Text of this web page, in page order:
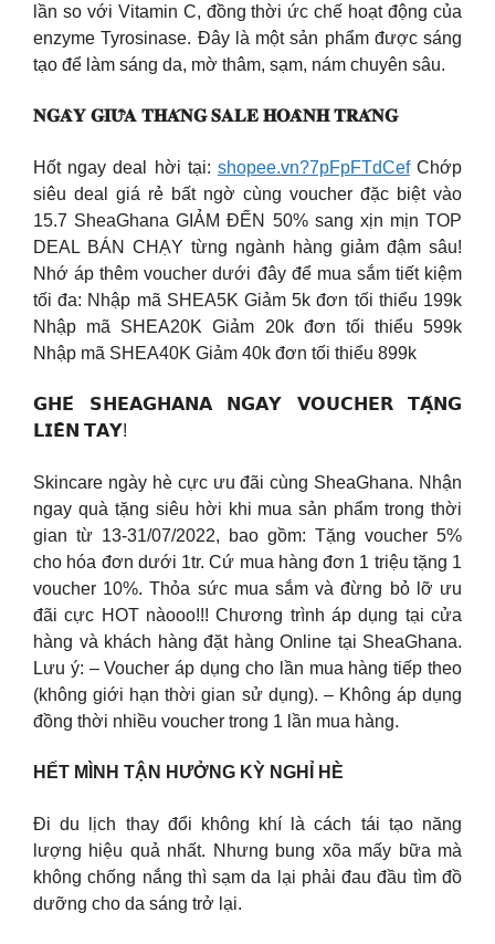
lần so với Vitamin C, đồng thời ức chế hoạt động của
enzyme Tyrosinase. Đây là một sản phẩm được sáng
tạo để làm sáng da, mờ thâm, sạm, nám chuyên sâu.
𝐍𝐆𝐀̀𝐘 𝐆𝐈𝐔̛̃𝐀 𝐓𝐇𝐀́𝐍𝐆 𝐒𝐀𝐋𝐄 𝐇𝐎𝐀̀𝐍𝐇 𝐓𝐑𝐀́𝐍𝐆
Hốt ngay deal hời tại: shopee.vn?7pFpFTdCefChớp
siêu deal giá rẻ bất ngờ cùng voucher đặc biệt vào
15.7 SheaGhana GIẢM ĐẾN 50% sang xịn mịn TOP
DEAL BÁN CHẠY từng ngành hàng giảm đậm sâu!
Nhớ áp thêm voucher dưới đây để mua sắm tiết kiệm
tối đa: Nhập mã SHEA5K Giảm 5k đơn tối thiểu 199k
Nhập mã SHEA20K Giảm 20k đơn tối thiểu 599k
Nhập mã SHEA40K Giảm 40k đơn tối thiểu 899k
𝗚𝗛𝗘́ 𝗦𝗛𝗘𝗔𝗚𝗛𝗔𝗡𝗔 𝗡𝗚𝗔𝗬 𝗩𝗢𝗨𝗖𝗛𝗘𝗥 𝗧𝗔̣̆𝗡𝗚
𝗟𝗜𝗘̂̀𝗡 𝗧𝗔𝗬!
Skincare ngày hè cực ưu đãi cùng SheaGhana. Nhận
ngay quà tặng siêu hời khi mua sản phẩm trong thời
gian từ 13-31/07/2022, bao gồm: Tặng voucher 5%
cho hóa đơn dưới 1tr. Cứ mua hàng đơn 1 triệu tặng 1
voucher 10%. Thỏa sức mua sắm và đừng bỏ lỡ ưu
đãi cực HOT nàooo!!! Chương trình áp dụng tại cửa
hàng và khách hàng đặt hàng Online tại SheaGhana.
Lưu ý: – Voucher áp dụng cho lần mua hàng tiếp theo
(không giới hạn thời gian sử dụng). – Không áp dụng
đồng thời nhiều voucher trong 1 lần mua hàng.
HẾT MÌNH TẬN HƯỞNG KỲ NGHỈ HÈ
Đi du lịch thay đổi không khí là cách tái tạo năng
lượng hiệu quả nhất. Nhưng bung xõa mấy bữa mà
không chống nắng thì sạm da lại phải đau đầu tìm đồ
dưỡng cho da sáng trở lại.